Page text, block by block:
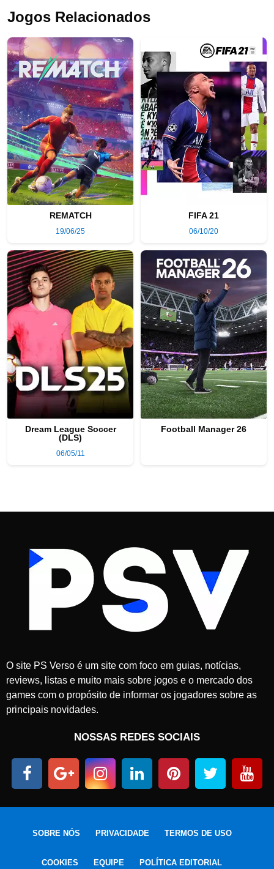
Jogos Relacionados
REMATCH
19/06/25
FIFA 21
06/10/20
Dream League Soccer
(DLS)
06/05/11
Football Manager 26
O site PS Verso é um site com foco em guias, notícias,
reviews, listas e muito mais sobre jogos e o mercado dos
games com o propósito de informar os jogadores sobre as
principais novidades.
NOSSAS REDES SOCIAIS
SOBRE NÓS PRIVACIDADE TERMOS DE USO
COOKIES EQUIPE POLÍTICA EDITORIAL